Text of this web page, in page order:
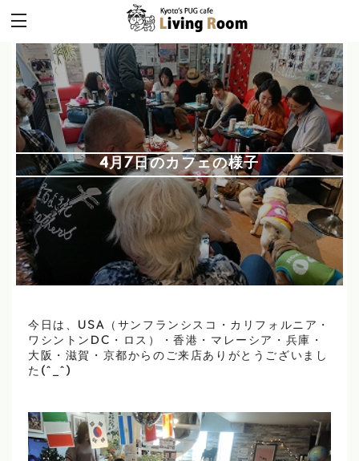
4月7日のカフェの様子
今日は、USA（サンフランシスコ・カリフォルニア・
ワシントンDC・ロス）・香港・マレーシア・兵庫・
大阪・滋賀・京都からのご来店ありがとうございまし
た(^_^)